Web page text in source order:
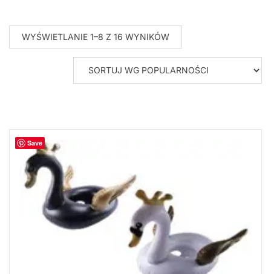
WYŚWIETLANIE 1–8 Z 16 WYNIKÓWPOSORTOWANE
WEDŁUG
POPULARNOŚCI
Save